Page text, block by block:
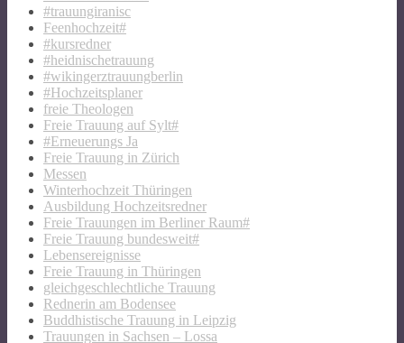
#trauungiranisc
Feenhochzeit#
#kursredner
#heidnischetrauung
#wikingerztrauungberlin
#Hochzeitsplaner
freie Theologen
Freie Trauung auf Sylt#
#Erneuerungs Ja
Freie Trauung in Zürich
Messen
Winterhochzeit Thüringen
Ausbildung Hochzeitsredner
Freie Trauungen im Berliner Raum#
Freie Trauung bundesweit#
Lebensereignisse
Freie Trauung in Thüringen
gleichgeschlechtliche Trauung
Rednerin am Bodensee
Buddhistische Trauung in Leipzig
Trauungen in Sachsen – Lossa